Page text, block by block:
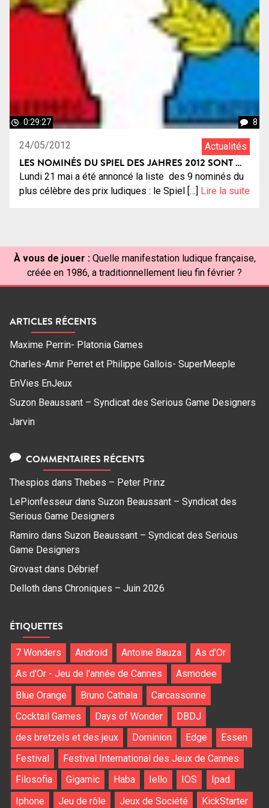
0:29:27 8
24/05/2012 Actualités
LES NOMINÉS DU SPIEL DES JAHRES 2012 SONT …
Lundi 21 mai a été annoncé la liste des 9 nominés du
plus célèbre des prix ludiques : le Spiel […] Lire la suite
À vous de jouer : Quelle manifestation ludique française,
créée en 1986, a traditionnellement lieu fin février ?
ARTICLES RÉCENTS
Maxime Perrin- Platonia Games
Charles-Amir Perret et Philippe Gallois- SuperMeeple
EnVies EnJeux
Suzon Beaussant – Syndicat des Serious Game Designers
Jarvin
COMMENTAIRES RÉCENTS
Thespios dans Thebes – Peter Prinz
LePionfesseur dans Suzon Beaussant – Syndicat des
Serious Game Designers
Ramiro dans Suzon Beaussant – Syndicat des Serious
Game Designers
Grovast dans Débrief
Delloth dans Chroniques – Juin 2026
ÉTIQUETTES
7 Wonders Android Antoine Bauza
As d'Or
As d'Or - Jeu de l'année de Cannes
Asmodee
Blue Orange
Bruno Cathala
Carcassonne
Cocktail Games
Days of Wonder
DBDJ
des bretzels et des jeux
Dominion Edge
Essen
Festival
Festival International des Jeux de Cannes
Filosofia
Gigamic Haba Iello IOS
Ipad
Iphone
Jeu de rôle Jeux de Société KickStarter